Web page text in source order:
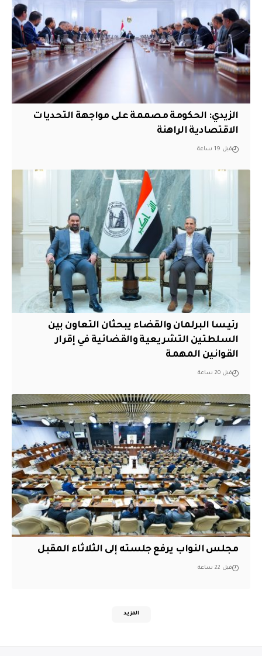
الزيدي: الحكومة مصممة على مواجهة التحديات
الاقتصادية الراهنة
قبل 19 ساعة
رئيسا البرلمان والقضاء يبحثان التعاون بين
السلطتين التشريعية والقضائية في إقرار
القوانين المهمة
قبل 20 ساعة
مجلس النواب يرفع جلسته إلى الثلاثاء المقبل
قبل 22 ساعة
المزيد